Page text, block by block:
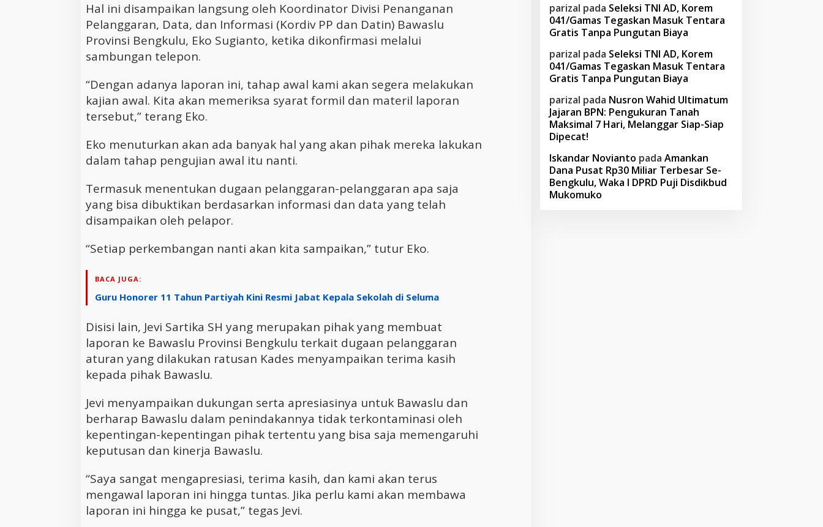
Hal ini disampaikan langsung oleh Koordinator Divisi Penanganan
Pelanggaran, Data, dan Informasi (Kordiv PP dan Datin) Bawaslu
Provinsi Bengkulu, Eko Sugianto, ketika dikonfirmasi melalui
sambungan telepon.
“Dengan adanya laporan ini, tahap awal kami akan segera melakukan
kajian awal. Kita akan memeriksa syarat formil dan materil laporan
tersebut,” terang Eko.
Eko menuturkan akan ada banyak hal yang akan pihak mereka lakukan
dalam tahap pengujian awal itu nanti.
Termasuk menentukan dugaan pelanggaran-pelanggaran apa saja
yang bisa dibuktikan berdasarkan informasi dan data yang telah
disampaikan oleh pelapor.
“Setiap perkembangan nanti akan kita sampaikan,” tutur Eko.
BACA JUGA:
Guru Honorer 11 Tahun Partiyah Kini Resmi Jabat Kepala Sekolah di Seluma
Disisi lain, Jevi Sartika SH yang merupakan pihak yang membuat
laporan ke Bawaslu Provinsi Bengkulu terkait dugaan pelanggaran
aturan yang dilakukan ratusan Kades menyampaikan terima kasih
kepada pihak Bawaslu.
Jevi menyampaikan dukungan serta apresiasinya untuk Bawaslu dan
berharap Bawaslu dalam penindakannya tidak terkontaminasi oleh
kepentingan-kepentingan pihak tertentu yang bisa saja memengaruhi
keputusan dan kinerja Bawaslu.
“Saya sangat mengapresiasi, terima kasih, dan kami akan terus
mengawal laporan ini hingga tuntas. Jika perlu kami akan membawa
laporan ini hingga ke pusat,” tegas Jevi.
parizal pada Seleksi TNI AD, Korem
041/Gamas Tegaskan Masuk Tentara
Gratis Tanpa Pungutan Biaya
parizal pada Seleksi TNI AD, Korem
041/Gamas Tegaskan Masuk Tentara
Gratis Tanpa Pungutan Biaya
parizal pada Nusron Wahid Ultimatum
Jajaran BPN: Pengukuran Tanah
Maksimal 7 Hari, Melanggar Siap-Siap
Dipecat!
Iskandar Novianto pada Amankan
Dana Pusat Rp30 Miliar Terbesar Se-
Bengkulu, Waka I DPRD Puji Disdikbud
Mukomuko